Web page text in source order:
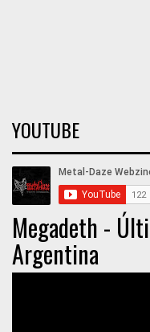
YOUTUBE
Megadeth -
Argentina